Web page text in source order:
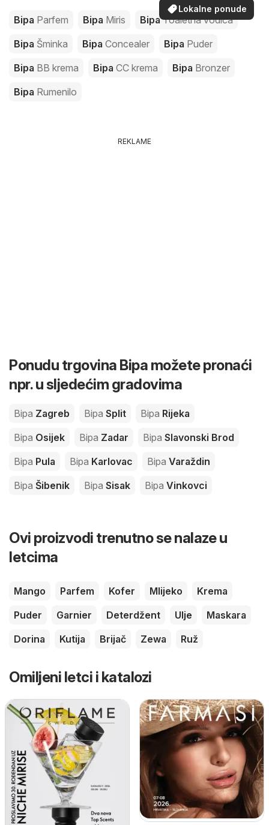
Lokalne ponude
Bipa Parfem Bipa Miris BipaToaletna vodica
Bipa Šminka Bipa Concealer Bipa Puder
Bipa BB krema Bipa CC krema Bipa Bronzer
Bipa Rumenilo
REKLAME
Ponudu trgovina Bipa možete pronaći
npr. u sljedećim gradovima
Bipa Zagreb Bipa Split Bipa Rijeka
Bipa Osijek Bipa Zadar Bipa Slavonski Brod
Bipa Pula Bipa Karlovac Bipa Varaždin
Bipa Šibenik Bipa Sisak Bipa Vinkovci
Ovi proizvodi trenutno se nalaze u
letcima
Mango Parfem Kofer Mlijeko
Krema
Puder
Garnier Deterdžent Ulje
Maskara
Dorina
Kutija Brijač Zewa Ruž
Omiljeni letci i katalozi